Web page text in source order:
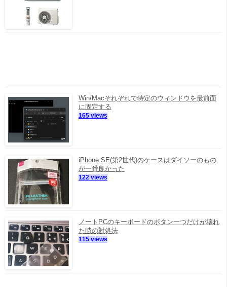
Win/Macそれぞれで特定のウィンドウを最前面
に固定する
165 views
iPhone SE(第2世代)のケースはダイソーのもの
が一番良かった
122 views
ノートPCのキーボードのボタン一つだけが壊れ
た時の対処法
115 views